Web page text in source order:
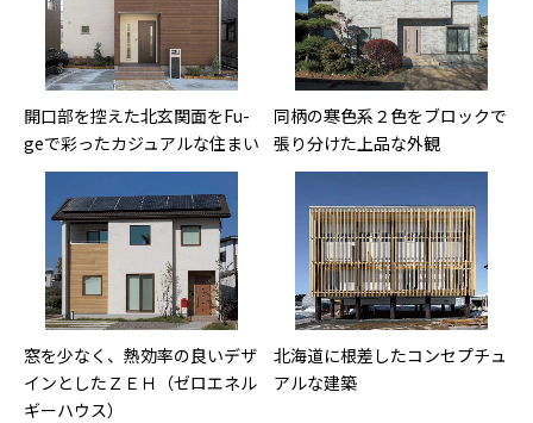
開口部を控えた北玄関面をFu-
geで彩ったカジュアルな住まい
同柄の寒色系２色をブロックで
張り分けた上品な外観
窓を少なく、熱効率の良いデザ
インとしたＺＥＨ（ゼロエネル
ギーハウス）
北海道に根差したコンセプチュ
アルな建築